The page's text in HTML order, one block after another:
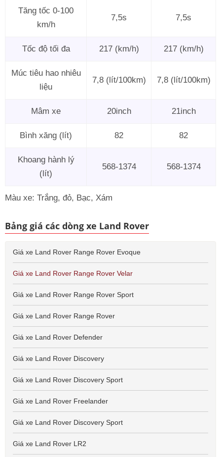
Tăng tốc 0-100
km/h
7,5s 7,5s
Tốc độ tối đa 217 (km/h) 217 (km/h)
Múc tiêu hao nhiêu
liệu
7,8 (lít/100km) 7,8 (lít/100km)
Mâm xe 20inch 21inch
Bình xăng (lít) 82 82
Khoang hành lý
(lít)
568-1374 568-1374
Màu xe: Trắng, đỏ, Bạc, Xám
Bảng giá các dòng xe Land Rover
Giá xe Land Rover Range Rover Evoque
Giá xe Land Rover Range Rover Velar
Giá xe Land Rover Range Rover Sport
Giá xe Land Rover Range Rover
Giá xe Land Rover Defender
Giá xe Land Rover Discovery
Giá xe Land Rover Discovery Sport
Giá xe Land Rover Freelander
Giá xe Land Rover Discovery Sport
Giá xe Land Rover LR2